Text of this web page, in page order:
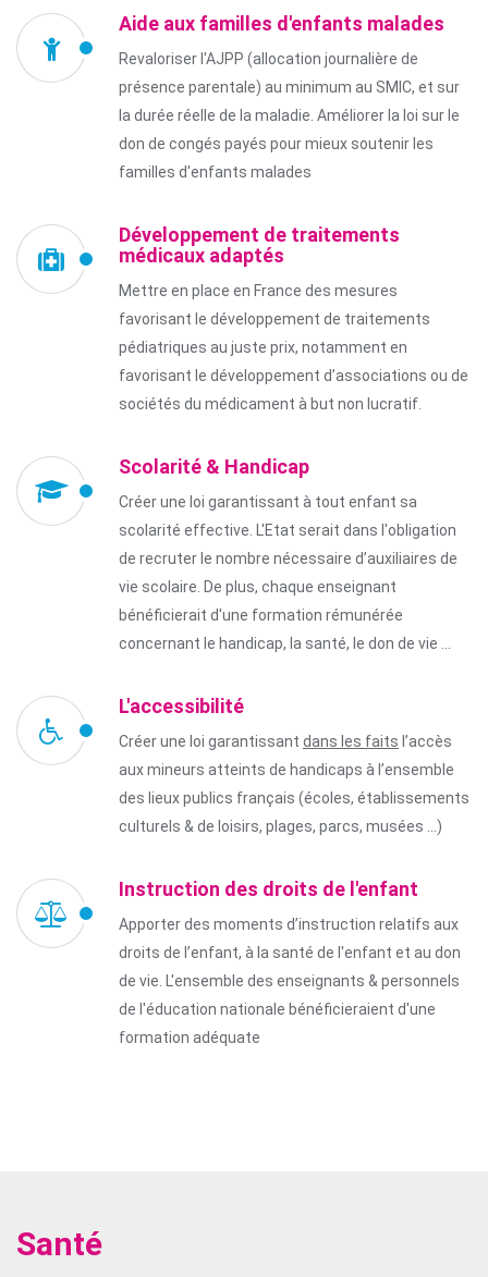
Aide aux familles d'enfants malades
Revaloriser l'AJPP (allocation journalière de
présence parentale) au minimum au SMIC, et sur
la durée réelle de la maladie. Améliorer la loi sur le
don de congés payés pour mieux soutenir les
familles d'enfants malades
Développement de traitements
médicaux adaptés
Mettre en place en France des mesures
favorisant le développement de traitements
pédiatriques au juste prix, notamment en
favorisant le développement d’associations ou de
sociétés du médicament à but non lucratif.
Scolarité & Handicap
Créer une loi garantissant à tout enfant sa
scolarité effective. L'Etat serait dans l'obligation
de recruter le nombre nécessaire d’auxiliaires de
vie scolaire. De plus, chaque enseignant
bénéficierait d'une formation rémunérée
concernant le handicap, la santé, le don de vie …
L'accessibilité
Créer une loi garantissant dans les faits l’accès
aux mineurs atteints de handicaps à l’ensemble
des lieux publics français (écoles, établissements
culturels & de loisirs, plages, parcs, musées ...)
Instruction des droits de l'enfant
Apporter des moments d’instruction relatifs aux
droits de l’enfant, à la santé de l'enfant et au don
de vie. L'ensemble des enseignants & personnels
de l'éducation nationale bénéficieraient d'une
formation adéquate
Santé